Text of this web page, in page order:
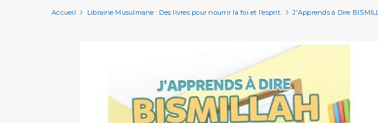
Accueil Librairie Musulmane : Des livres pour nourrir la foi et l’esprit. J'Apprends à Dire